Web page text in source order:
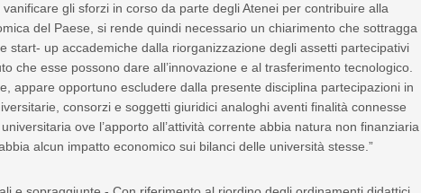
vanificare gli sforzi in corso da parte degli Atenei per contribuire alla
del Paese, si rende quindi necessario un chiarimento che sottragga
start- up accademiche dalla riorganizzazione degli assetti partecipativi
che esse possono dare all’innovazione e al trasferimento tecnologico.
appare opportuno escludere dalla presente disciplina partecipazioni in
consorzi e soggetti giuridici analoghi aventi finalità connesse
ove l’apporto all’attività corrente abbia natura non finanziaria
alcun impatto economico sui bilanci delle università stesse.”